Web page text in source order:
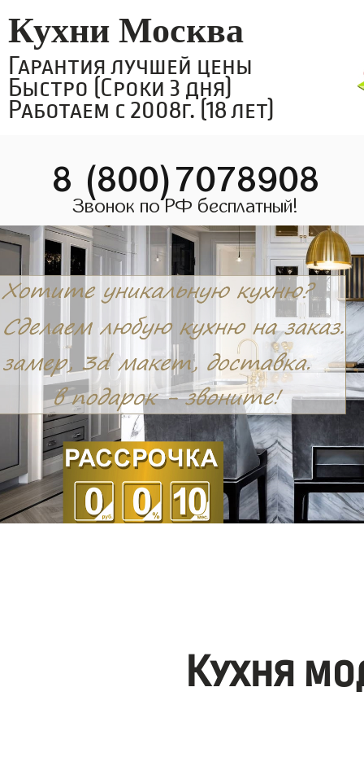
Кухни Москва
Гарантия лучшей цены
Быстро (Сроки 3 дня)
Работаем с 2008г. (18 лет)
8 (800)7078908
Звонок по РФ бесплатный!
Кухня